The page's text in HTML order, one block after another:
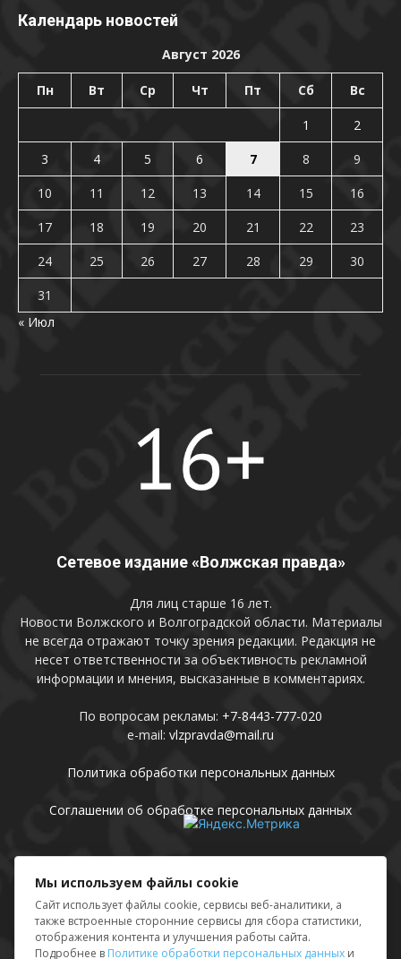
Календарь новостей
Август 2026
Пн Вт Ср Чт Пт Сб Вс
1
2
3
4 5 6 7 8
9
10
11 12 13 14 15
16
17
18 19 20 21 22
23
24
25 26 27 28 29
30
31
« Июл
Сетевое издание «Волжская правда»
Для лиц старше 16 лет.
Новости Волжского и Волгоградской области. Материалы
не всегда отражают точку зрения редакции. Редакция не
несет ответственности за объективность рекламной
информации и мнения, высказанные в комментариях.
По вопросам рекламы: +7-8443-777-020
e-mail: vlzpravda@mail.ru
Политика обработки персональных данных
Соглашении об обработке персональных данных
Присоединяйтесь
Мы используем файлы cookie
Сайт использует файлы cookie, сервисы веб-аналитики, а
также встроенные сторонние сервисы для сбора статистики,
отображения контента и улучшения работы сайта.
Подробнее в Политике обработки персональных данных и